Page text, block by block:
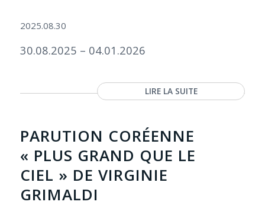
2025.08.30
30.08.2025 – 04.01.2026
LIRE LA SUITE
PARUTION CORÉENNE
« PLUS GRAND QUE LE
CIEL » DE VIRGINIE
GRIMALDI